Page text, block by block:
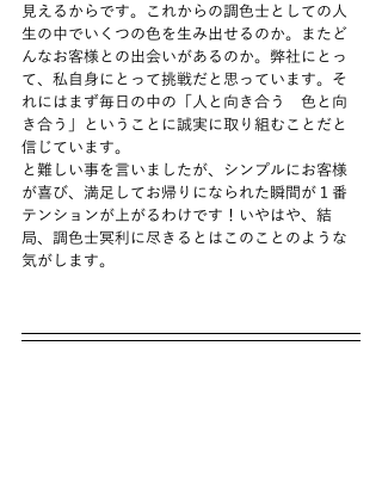
見えるからです。これからの調色士としての人
生の中でいくつの色を生み出せるのか。またど
んなお客様との出会いがあるのか。弊社にとっ
て、私自身にとって挑戦だと思っています。そ
れにはまず毎日の中の「人と向き合う　色と向
き合う」ということに誠実に取り組むことだと
信じています。
と難しい事を言いましたが、シンプルにお客様
が喜び、満足してお帰りになられた瞬間が１番
テンションが上がるわけです！いやはや、結
局、調色士冥利に尽きるとはこのことのような
気がします。